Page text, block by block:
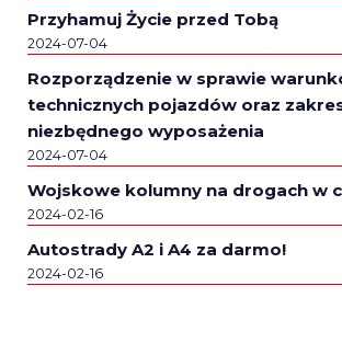
Przyhamuj Życie przed Tobą
2024-07-04
Rozporządzenie w sprawie
technicznych pojazdów oraz
niezbędnego wyposażenia
2024-07-04
Wojskowe kolumny na drogach w
2024-02-16
Autostrady A2 i A4 za darmo!
2024-02-16